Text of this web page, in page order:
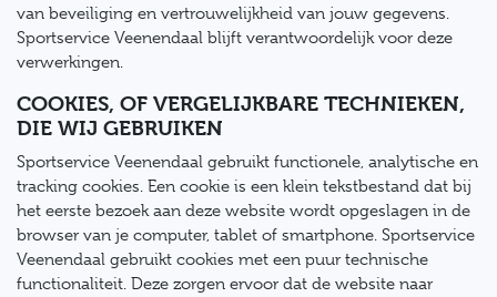
van beveiliging en vertrouwelijkheid van jouw gegevens.
Sportservice Veenendaal blijft verantwoordelijk voor deze
verwerkingen.
COOKIES, OF VERGELIJKBARE TECHNIEKEN,
DIE WIJ GEBRUIKEN
Sportservice Veenendaal gebruikt functionele, analytische en
tracking cookies. Een cookie is een klein tekstbestand dat bij
het eerste bezoek aan deze website wordt opgeslagen in de
browser van je computer, tablet of smartphone. Sportservice
Veenendaal gebruikt cookies met een puur technische
functionaliteit. Deze zorgen ervoor dat de website naar